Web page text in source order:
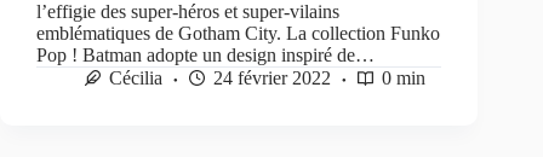
l’effigie des super-héros et super-vilains
emblématiques de Gotham City. La collection Funko
Pop ! Batman adopte un design inspiré de…
Cécilia
24 février 2022 0 min